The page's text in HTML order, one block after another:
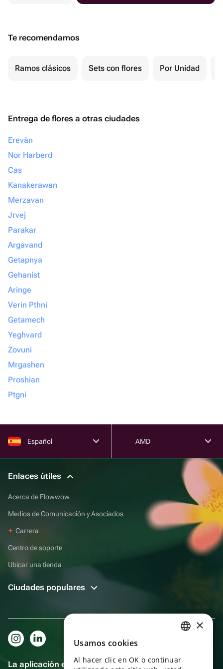
Te recomendamos
Ramos clásicos Sets con flores Por Unidad
Entrega de flores a otras ciudades
Ereván
Nor Harberd
Cas
Kanakerawan
Merzavan
Jrvej
Parakar
Argavand
Getapnya
Gehanist
Aringe
Verin Pthni
Getamech
Yeghvard
Zovuni
Mrgashen
Proshian
Ptgni
Español AMD
Enlaces útiles
Acerca de Flowwow
Medios de Comunicación y Asociados
Carrera
Centro de soporte
Ubicar una tienda
Ciudades populares
La aplicación es aún más práctica. ENGLISH
×
Usamos cookies
Al hacer clic en OK o continuar